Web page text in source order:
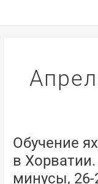
Обучение
в
минусы, 26-
Обучение
яхтингу.
Мастер-
классы